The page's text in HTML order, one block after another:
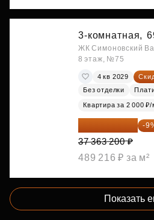
3-комнатная,
ЖК Симоновский
8 этаж, №75
4 кв 2029
Без отделки
Квартира за 2 000
34 000 512 ₽ -
37 363 200 ₽
489 216 ₽ за м²
Показать